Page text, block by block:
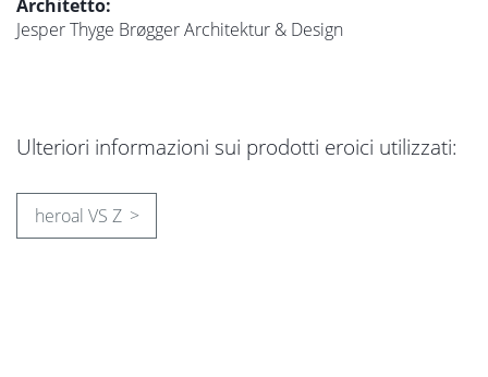
Architetto:
Jesper Thyge Brøgger Architektur & Design
Ulteriori informazioni sui prodotti eroici utilizzati:
heroal VS Z